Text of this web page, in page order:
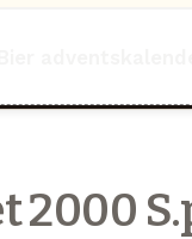
2000